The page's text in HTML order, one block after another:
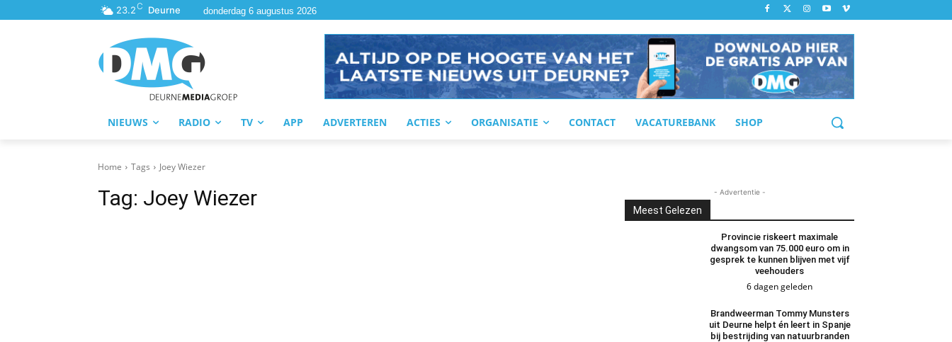
23.2C Deurne donderdag 6 augustus 2026
NIEUWS RADIO TV APP ADVERTEREN ACTIES ORGANISATIE CONTACT VACATUREBANK SHOP
Home Tags Joey Wiezer
Tag: Joey Wiezer - Advertentie -
Meest Gelezen
Provincie riskeert maximale
dwangsom van 75.000 euro om in
gesprek te kunnen blijven met vijf
veehouders
6 dagen geleden
Brandweerman Tommy Munsters
uit Deurne helpt én leert in Spanje
bij bestrijding van natuurbranden